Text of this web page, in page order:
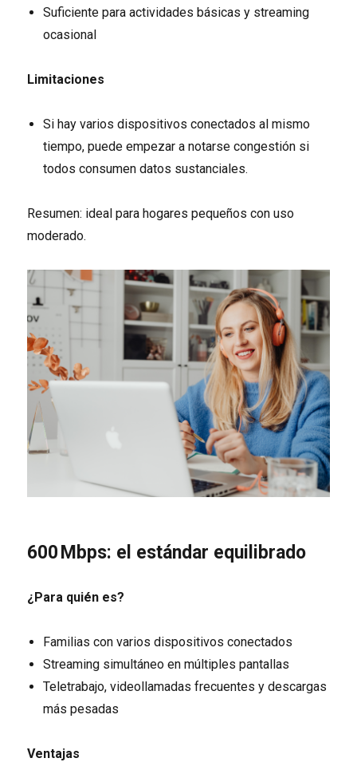
Suficiente para actividades básicas y streaming
ocasional
Limitaciones
Si hay varios dispositivos conectados al mismo
tiempo, puede empezar a notarse congestión si
todos consumen datos sustanciales.
Resumen: ideal para hogares pequeños con uso
moderado.
600 Mbps: el estándar equilibrado
¿Para quién es?
Familias con varios dispositivos conectados
Streaming simultáneo en múltiples pantallas
Teletrabajo, videollamadas frecuentes y descargas
más pesadas
Ventajas